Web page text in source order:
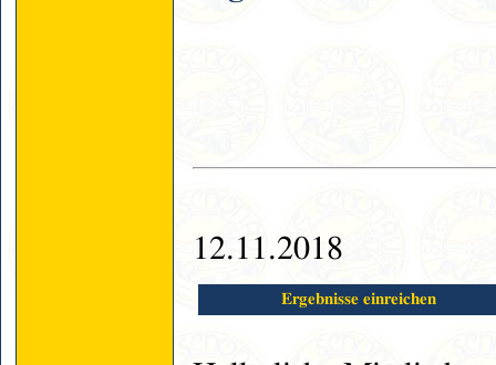
12.11.2018
Ergebnisse einreichen